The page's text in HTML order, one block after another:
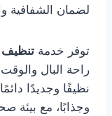
لضمان الشفافية
توفر خدمة تنظيف
راحة البال
نظيفًا وجديدًا
وجذابًا، مع بيئة